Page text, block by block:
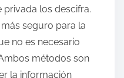
los descifra.
seguro para la
no es necesario
métodos son
la información